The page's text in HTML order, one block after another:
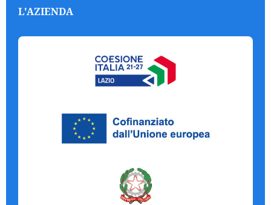
L'AZIENDA